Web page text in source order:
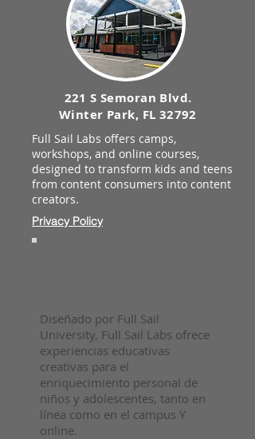
221 S Semoran Blvd.
Winter Park, FL 32792
Full Sail Labs offers camps,
workshops, and online courses,
designed to transform kids and teens
from content consumers into content
creators.
Privacy Policy
Diseñado por Full Sail
University, Full Sail Labs ofrece
experiencias educativas
creativas para el
enriquecimiento personal de
niños y adolescentes, tanto en
línea como en el campus Y
online.